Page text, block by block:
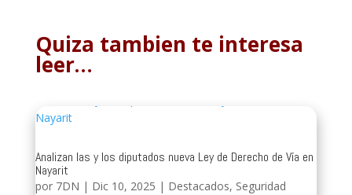
Quiza tambien te interesa
leer…
Analizan las y los diputados nueva Ley de Derecho de Vía en
Nayarit
por 7DN | Dic 10, 2025 | Destacados, Seguridad